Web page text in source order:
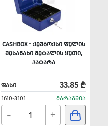
CASHBOX - ᲥᲔᲨᲑᲝᲥᲡᲘ ᲤᲣᲚᲘᲡ
ᲨᲔᲡᲐᲜᲐᲮᲘ ᲛᲔᲢᲐᲚᲘᲡ ᲧᲣᲗᲘ,
ᲞᲐᲢᲐᲠᲐ
ᲤᲐᲡᲘ 33.85 ₾
1610-3101 ᲛᲐᲠᲐᲒᲨᲘᲐ
- +